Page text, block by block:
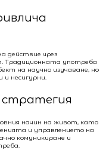
действие чрез
Традиционната употреба
на научно изучаване, но
несигурни.
стратегия
начин на живот, като
и управлението на
комуникиране и